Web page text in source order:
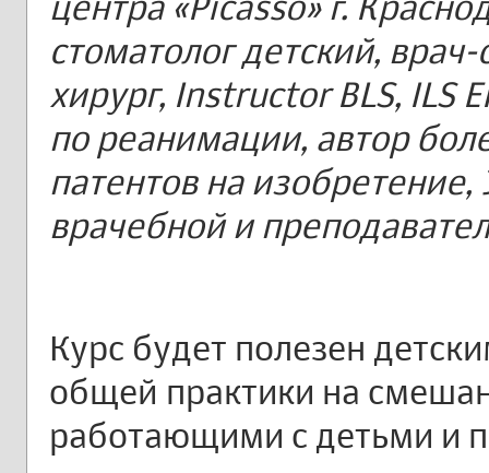
стоматолог детский,
хирург, Instructor BLS, ILS
по реанимации, автор
патентов на
врачебной и
Курс будет полезен
общей практики на
работающими с детьми и